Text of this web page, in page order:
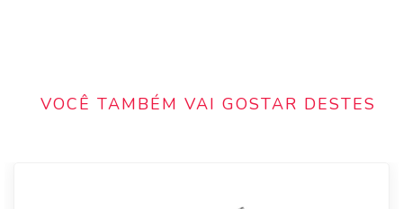
VOCÊ TAMBÉM VAI GOSTAR DESTES